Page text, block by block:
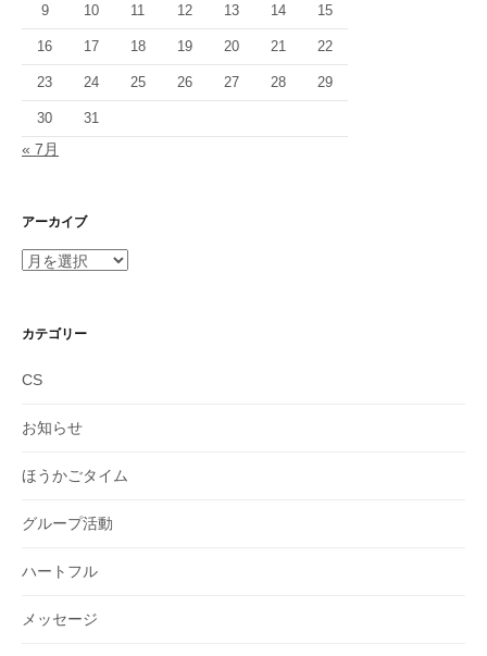
9 10 11 12 13 14 15
16 17 18 19 20 21 22
23 24 25 26 27 28 29
30 31
« 7月
アーカイブ
ア
イ
カテゴリー
CS
お知らせ
ほうかごタイム
グループ活動
ハートフル
メッセージ